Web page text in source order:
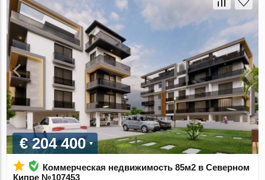
€ 204 400
Коммерческая недвижимость 85м2 в Северном
Кипре №107453